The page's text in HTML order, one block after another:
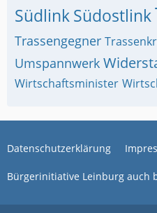
SüdlinkSüdostlink
Trassengegner
Umspannwerk
Wirtschaftsminister
Datenschutzerklärung
Bürgerinitiative Leinburg auch